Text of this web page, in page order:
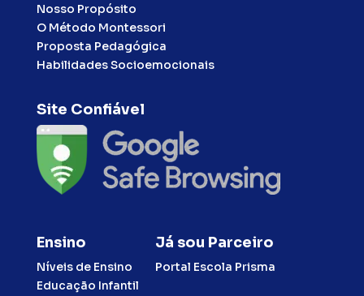
Nosso Propósito
O Método Montessori
Proposta Pedagógica
Habilidades Socioemocionais
Site Confiável
Ensino
Níveis de Ensino
Educação Infantil
Já sou Parceiro
Portal Escola Prisma